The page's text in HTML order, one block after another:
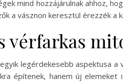
mind hozzájárulnak ahhoz,
a vásznon keresztül érezzék a
vérfarkas
legérdekesebb aspektusa
építenek, hanem új